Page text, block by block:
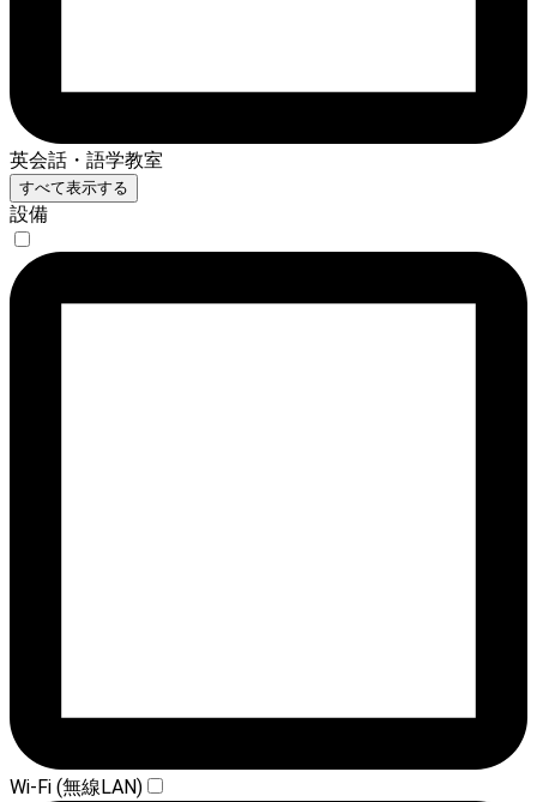
英会話・語学教室
すべて表示する
設備
Wi-Fi (無線LAN)